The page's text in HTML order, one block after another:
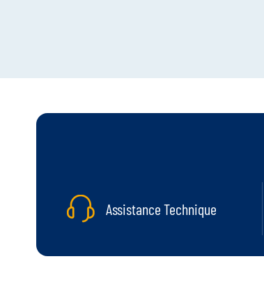
Assistance Technique